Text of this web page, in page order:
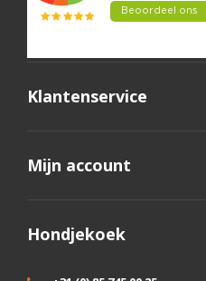
Klantenservice
Mijn account
Hondjekoek